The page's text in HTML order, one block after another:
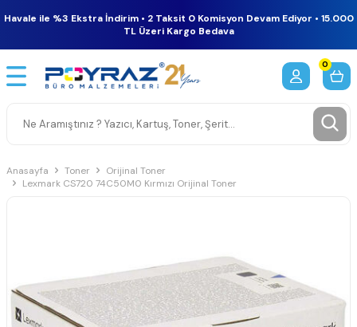
Havale ile %3 Ekstra İndirim • 2 Taksit 0 Komisyon Devam Ediyor • 15.000
TL Üzeri Kargo Bedava
0
Anasayfa Toner
Orijinal Toner
Lexmark CS720 74C50M0 Kırmızı Orijinal Toner